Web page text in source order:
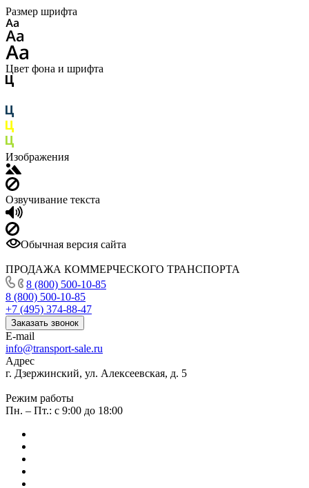
Размер шрифта
Цвет фона и шрифта
Изображения
Озвучивание текста
Обычная версия сайта
ПРОДАЖА КОММЕРЧЕСКОГО ТРАНСПОРТА
8 (800) 500-10-85
8 (800) 500-10-85
+7 (495) 374-88-47
Заказать звонок
E-mail
info@transport-sale.ru
Адрес
г. Дзержинский, ул. Алексеевская, д. 5
Режим работы
Пн. – Пт.: с 9:00 до 18:00